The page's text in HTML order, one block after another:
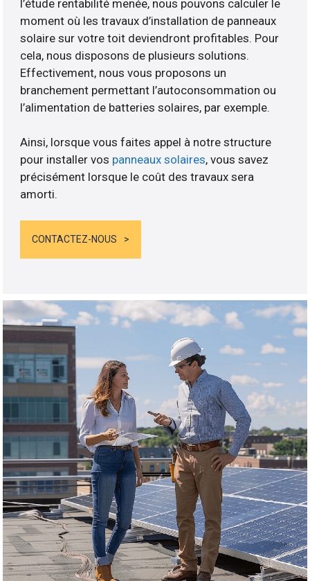
l’étude rentabilité menée, nous pouvons calculer le
moment où les travaux d’installation de panneaux
solaire sur votre toit deviendront profitables. Pour
cela, nous disposons de plusieurs solutions.
Effectivement, nous vous proposons un
branchement permettant l’autoconsommation ou
l’alimentation de batteries solaires, par exemple.
Ainsi, lorsque vous faites appel à notre structure
pour installer vos panneaux solaires, vous savez
précisément lorsque le coût des travaux sera
amorti.
CONTACTEZ-NOUS